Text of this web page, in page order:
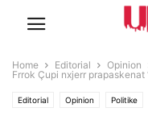
Home Editorial Opinion
Frrok Çupi nxjerr prapaskenat
Editorial Opinion Politike